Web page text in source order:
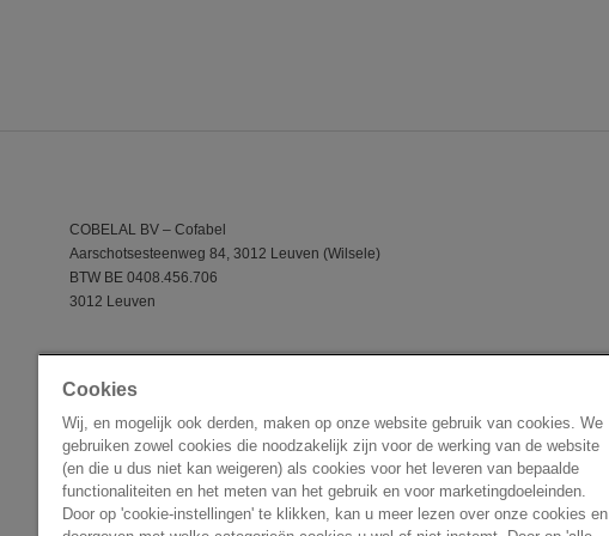
COBELAL BV – Cofabel
Aarschotsesteenweg 84, 3012 Leuven (Wilsele)
BTW BE 0408.456.706
3012 Leuven
Cookies
Wij, en mogelijk ook derden, maken op onze website gebruik van cookies. We
gebruiken zowel cookies die noodzakelijk zijn voor de werking van de website
(en die u dus niet kan weigeren) als cookies voor het leveren van bepaalde
functionaliteiten en het meten van het gebruik en voor marketingdoeleinden.
Door op 'cookie-instellingen' te klikken, kan u meer lezen over onze cookies en